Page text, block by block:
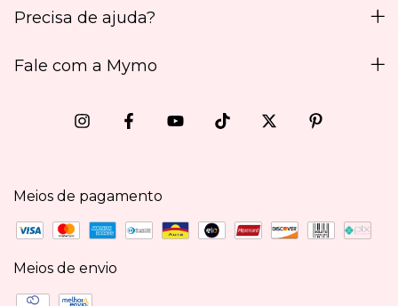
Precisa de ajuda?
Fale com a Mymo
Meios de pagamento
Meios de envio